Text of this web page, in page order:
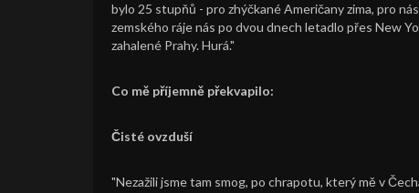
bylo 25 stupňů - pro zhýčkané Američany zima, pro
zemského ráje nás po dvou dnech letadlo přes New
zahalené Prahy. Hurá."
Co mě příjemně překvapilo:
Čisté ovzduší
"Nezažili jsme tam smog, po chrapotu, který mě v